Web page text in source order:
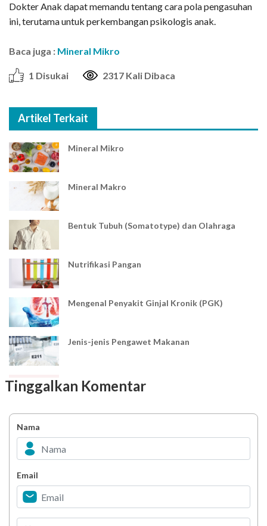
Dokter Anak dapat memandu tentang cara pola pengasuhan
ini, terutama untuk perkembangan psikologis anak.
Baca juga : Mineral Mikro
1 Disukai 2317 Kali Dibaca
Artikel Terkait
Mineral Mikro
Mineral Makro
Bentuk Tubuh (Somatotype) dan Olahraga
Nutrifikasi Pangan
Mengenal Penyakit Ginjal Kronik (PGK)
Jenis-jenis Pengawet Makanan
Mengenal Karies Gigi
Pola Makan untuk Pasien Stroke
Tinggalkan Komentar
Nama
Email